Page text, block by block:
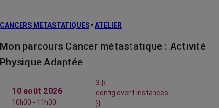
CANCERS MÉTASTATIQUES • ATELIER
Mon parcours Cancer métastatique : Activité
Physique Adaptée
10 août 2026
10h00 - 11h30
3 {{
config.event.instances
}}